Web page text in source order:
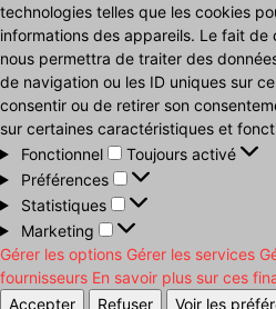
technologies telles que les cookies
informations des appareils. Le fait
nous permettra de traiter des
de navigation ou les ID uniques sur
consentir ou de retirer son
sur certaines caractéristiques et
Fonctionnel
Fonctionnel
Toujours activé
Préférences
Préférences
Statistiques
Statistiques
Marketing
Marketing
Gérer les options Gérer les services
fournisseurs En savoir plus sur ces
Accepter
Refuser Voir les